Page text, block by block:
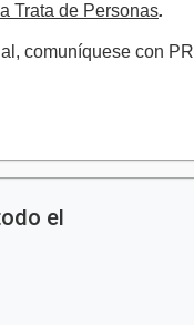
Trata de Personas.
comuníquese con
el